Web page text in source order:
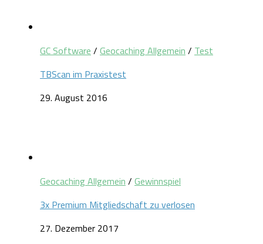
GC Software / Geocaching Allgemein / Test
TBScan im Praxistest
29. August 2016
Geocaching Allgemein / Gewinnspiel
3x Premium Mitgliedschaft zu verlosen
27. Dezember 2017